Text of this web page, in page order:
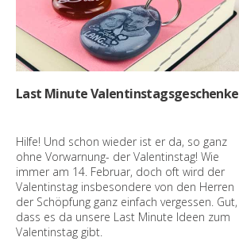
Last Minute Valentinstagsgeschenke
Hilfe! Und schon wieder ist er da, so ganz
ohne Vorwarnung- der Valentinstag! Wie
immer am 14. Februar, doch oft wird der
Valentinstag insbesondere von den Herren
der Schöpfung ganz einfach vergessen. Gut,
dass es da unsere Last Minute Ideen zum
Valentinstag gibt.